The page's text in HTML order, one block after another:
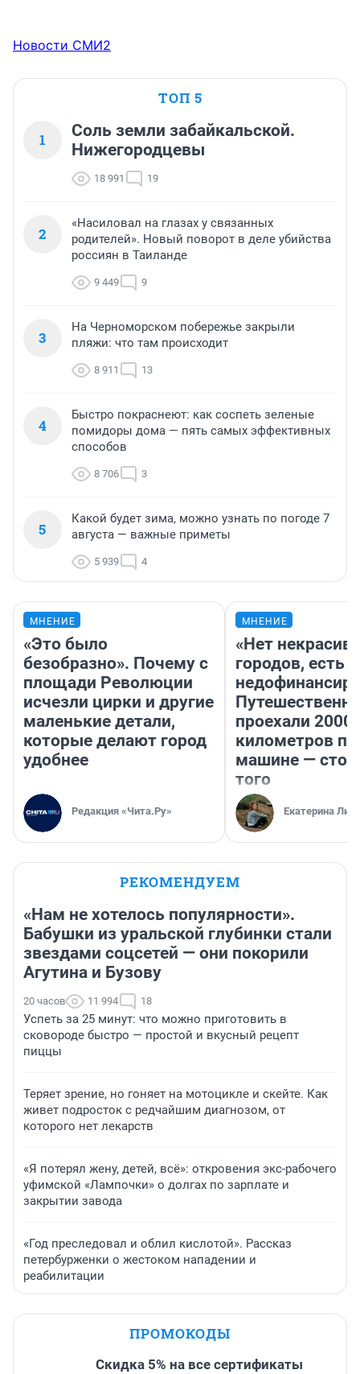
Новости СМИ2
ТОП 5
1
Соль земли забайкальской.
Нижегородцевы
18 991 19
2
«Насиловал на глазах у связанных
родителей». Новый поворот в деле убийства
россиян в Таиланде
9 449 9
3
На Черноморском побережье закрыли
пляжи: что там происходит
8 911 13
4
Быстро покраснеют: как соспеть зеленые
помидоры дома — пять самых эффективных
способов
8 706 3
5
Какой будет зима, можно узнать по погоде 7
августа — важные приметы
5 939 4
МНЕНИЕ
«Это было
безобразно». Почему с
площади Революции
исчезли цирки и другие
маленькие детали,
которые делают город
удобнее
Редакция «Чита.Ру»
МНЕНИЕ
«Нет
городов, есть
проехали 2000
километров по
машине —
того
Екатерина
РЕКОМЕНДУЕМ
«Нам не хотелось популярности».
Бабушки из уральской глубинки стали
звездами соцсетей — они покорили
Агутина и Бузову
20 часов 11 994 18
Успеть за 25 минут: что можно приготовить в
сковороде быстро — простой и вкусный рецепт
пиццы
Теряет зрение, но гоняет на мотоцикле и скейте. Как
живет подросток с редчайшим диагнозом, от
которого нет лекарств
«Я потерял жену, детей, всё»: откровения экс-рабочего
уфимской «Лампочки» о долгах по зарплате и
закрытии завода
«Год преследовал и облил кислотой». Рассказ
петербурженки о жестоком нападении и
реабилитации
ПРОМОКОДЫ
Скидка 5% на все сертификаты